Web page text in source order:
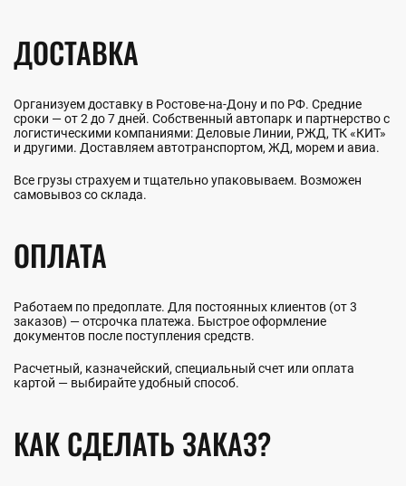
ДОСТАВКА
Организуем доставку в Ростове-на-Дону и по РФ. Средние
сроки — от 2 до 7 дней. Собственный автопарк и партнерство с
логистическими компаниями: Деловые Линии, РЖД, ТК «КИТ»
и другими. Доставляем автотранспортом, ЖД, морем и авиа.
Все грузы страхуем и тщательно упаковываем. Возможен
самовывоз со склада.
ОПЛАТА
Работаем по предоплате. Для постоянных клиентов (от 3
заказов) — отсрочка платежа. Быстрое оформление
документов после поступления средств.
Расчетный, казначейский, специальный счет или оплата
картой — выбирайте удобный способ.
КАК СДЕЛАТЬ ЗАКАЗ?